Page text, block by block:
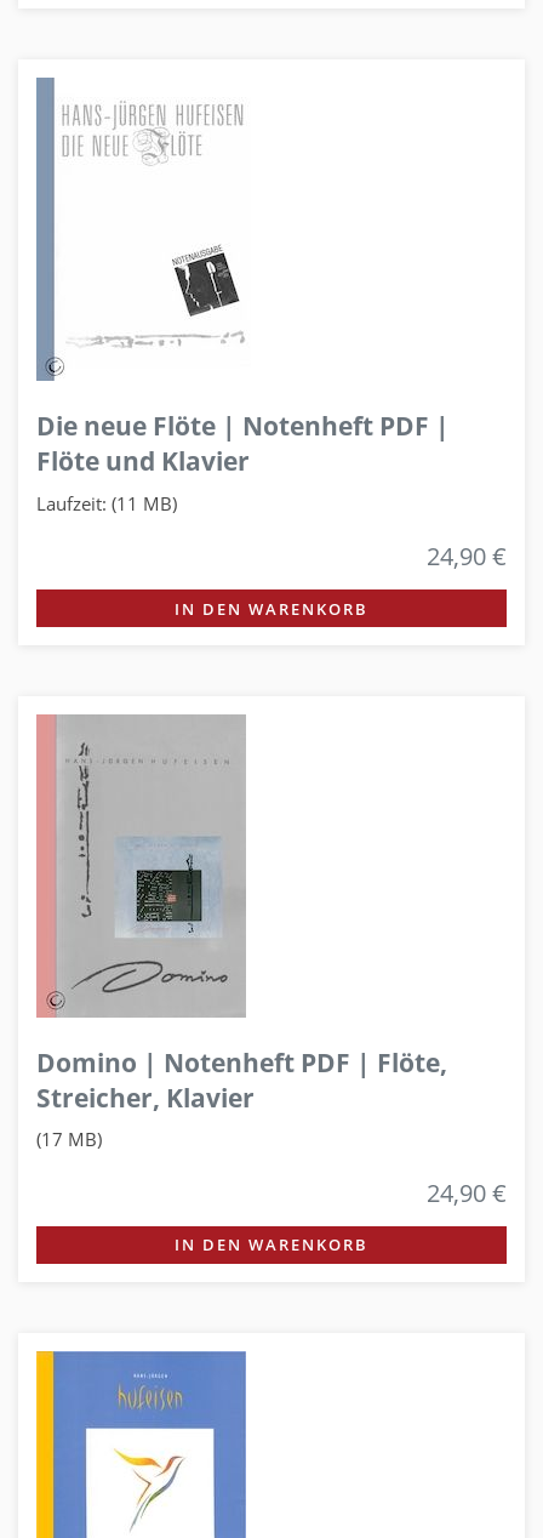
Die neue Flöte | Notenheft PDF |
Flöte und Klavier
Laufzeit: (11 MB)
24,90 €
IN DEN WARENKORB
Domino | Notenheft PDF | Flöte,
Streicher, Klavier
(17 MB)
24,90 €
IN DEN WARENKORB